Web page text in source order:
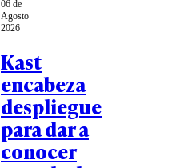
06 de
Agosto
2026
Kast
encabeza
despliegue
para dar a
conocer